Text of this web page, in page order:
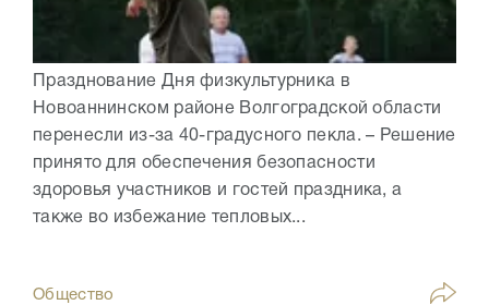
Празднование Дня физкультурника в
Новоаннинском районе Волгоградской области
перенесли из-за 40-градусного пекла. – Решение
принято для обеспечения безопасности
здоровья участников и гостей праздника, а
также во избежание тепловых...
Общество